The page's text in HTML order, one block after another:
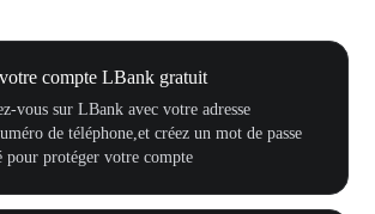
compte LBank gratuit
vous sur LBank avec votre adresse
de téléphone,et créez un mot de passe
pour protéger votre compte